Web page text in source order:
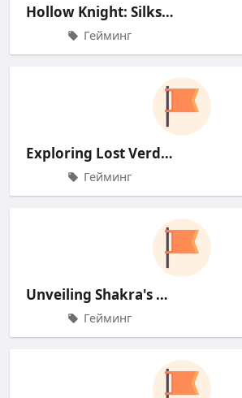
Hollow Knight: Silksong's G
Гейминг
Exploring Lost Verdania's D
Гейминг
Unveiling Shakra's Trail: T
Гейминг